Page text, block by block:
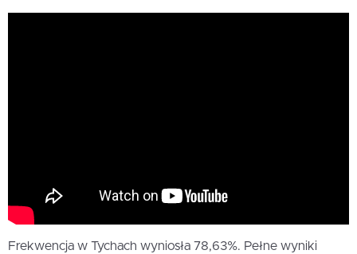
Frekwencja w Tychach wyniosła 78,63%. Pełne wyniki